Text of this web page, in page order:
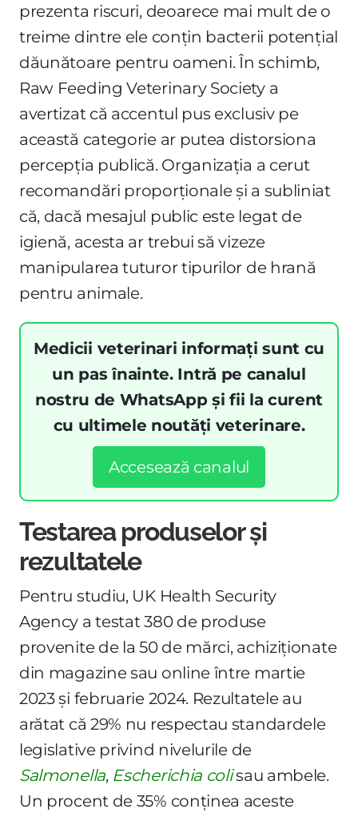
prezenta riscuri, deoarece mai mult de o
treime dintre ele conțin bacterii potențial
dăunătoare pentru oameni. În schimb,
Raw Feeding Veterinary Society a
avertizat că accentul pus exclusiv pe
această categorie ar putea distorsiona
percepția publică. Organizația a cerut
recomandări proporționale și a subliniat
că, dacă mesajul public este legat de
igienă, acesta ar trebui să vizeze
manipularea tuturor tipurilor de hrană
pentru animale.
Medicii veterinari informați sunt cu
un pas înainte. Intră pe canalul
nostru de WhatsApp și fii la curent
cu ultimele noutăți veterinare.
Accesează canalul
Testarea produselor și
rezultatele
Pentru studiu, UK Health Security
Agency a testat 380 de produse
provenite de la 50 de mărci, achiziționate
din magazine sau online între martie
2023 și februarie 2024. Rezultatele au
arătat că 29% nu respectau standardele
legislative privind nivelurile de
Salmonella, Escherichia colisau ambele.
Un procent de 35% conținea aceste